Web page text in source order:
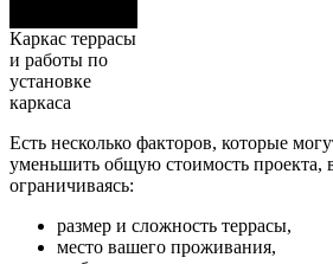
Каркас террасы
и работы по
установке
каркаса
Есть несколько факторов, которые
уменьшить общую стоимость проекта,
ограничиваясь:
размер и сложность террасы,
место вашего проживания,